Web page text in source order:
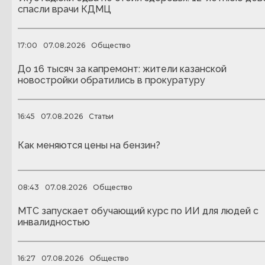
спасли врачи КДМЦ
17:00 07.08.2026 Общество
До 16 тысяч за капремонт: жители казанской
новостройки обратились в прокуратуру
16:45 07.08.2026 Статьи
Как меняются цены на бензин?
08:43 07.08.2026 Общество
МТС запускает обучающий курс по ИИ для людей с
инвалидностью
16:27 07.08.2026 Общество